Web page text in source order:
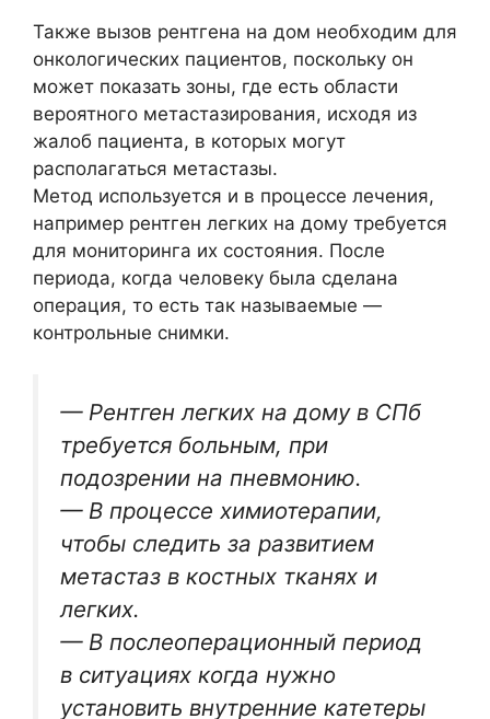
Также вызов рентгена на дом необходим для
онкологических пациентов, поскольку он
может показать зоны, где есть области
вероятного метастазирования, исходя из
жалоб пациента, в которых могут
располагаться метастазы.
Метод используется и в процессе лечения,
например рентген легких на дому требуется
для мониторинга их состояния. После
периода, когда человеку была сделана
операция, то есть так называемые —
контрольные снимки.
— Рентген легких на дому в СПб
требуется больным, при
подозрении на пневмонию.
— В процессе химиотерапии,
чтобы следить за развитием
метастаз в костных тканях и
легких.
— В послеоперационный период
в ситуациях когда нужно
установить внутренние катетеры